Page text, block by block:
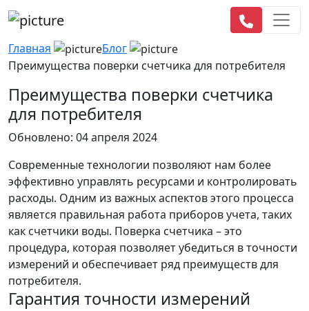
Главная
Блог
Преимущества поверки счетчика для потребителя
Преимущества поверки счетчика
для потребителя
Обновлено: 04 апреля 2024
Современные технологии позволяют нам более
эффективно управлять ресурсами и контролировать
расходы. Одним из важных аспектов этого процесса
является правильная работа приборов учета, таких
как счетчики воды. Поверка счетчика – это
процедура, которая позволяет убедиться в точности
измерений и обеспечивает ряд преимуществ для
потребителя.
Гарантия точности измерений